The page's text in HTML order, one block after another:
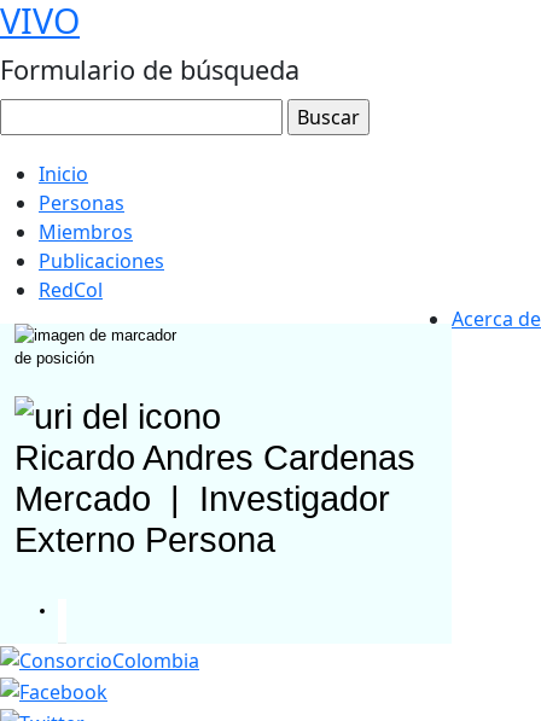
VIVO
Formulario de búsqueda
Inicio
Personas
Miembros
Publicaciones
RedCol
Acerca de
Ricardo Andres Cardenas
Mercado
Investigador
Externo Persona